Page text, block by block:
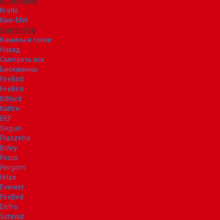
Kratki
Kaw-Met
Glamm Fire
Камины и топки
Назад
Смотреть все
Биокамины
FireBird
FireBird
IldNord
Kalfire
BEF
Seguin
Piazzetta
Boley
Focus
Hergom
Hitze
Everest
FireBird
Defro
Schmid